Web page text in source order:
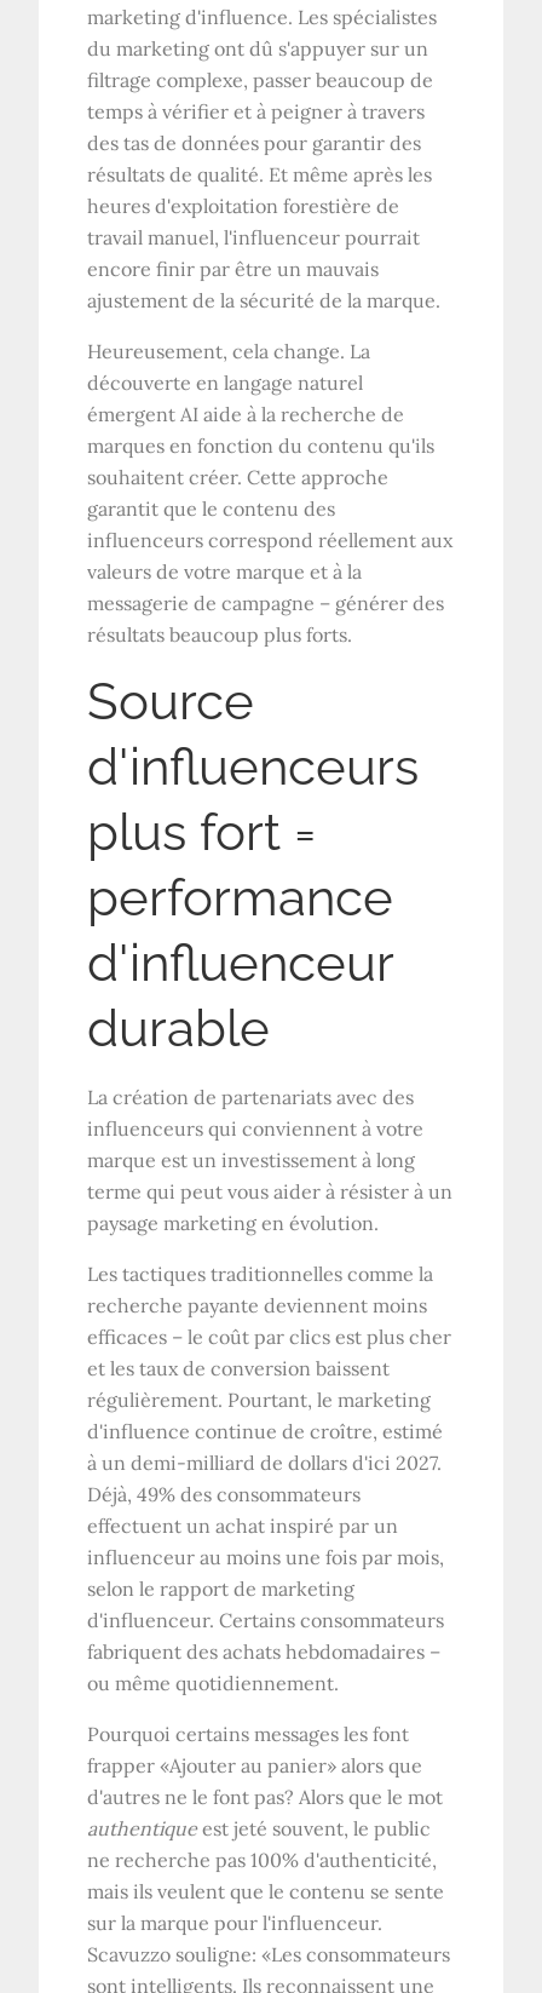
marketing d'influence. Les spécialistes
du marketing ont dû s'appuyer sur un
filtrage complexe, passer beaucoup de
temps à vérifier et à peigner à travers
des tas de données pour garantir des
résultats de qualité. Et même après les
heures d'exploitation forestière de
travail manuel, l'influenceur pourrait
encore finir par être un mauvais
ajustement de la sécurité de la marque.
Heureusement, cela change. La
découverte en langage naturel
émergent AI aide à la recherche de
marques en fonction du contenu qu'ils
souhaitent créer. Cette approche
garantit que le contenu des
influenceurs correspond réellement aux
valeurs de votre marque et à la
messagerie de campagne – générer des
résultats beaucoup plus forts.
Source
d'influenceurs
plus fort =
performance
d'influenceur
durable
La création de partenariats avec des
influenceurs qui conviennent à votre
marque est un investissement à long
terme qui peut vous aider à résister à un
paysage marketing en évolution.
Les tactiques traditionnelles comme la
recherche payante deviennent moins
efficaces – le coût par clics est plus cher
et les taux de conversion baissent
régulièrement. Pourtant, le marketing
d'influence continue de croître, estimé
à un demi-milliard de dollars d'ici 2027.
Déjà, 49% des consommateurs
effectuent un achat inspiré par un
influenceur au moins une fois par mois,
selon le rapport de marketing
d'influenceur. Certains consommateurs
fabriquent des achats hebdomadaires –
ou même quotidiennement.
Pourquoi certains messages les font
frapper «Ajouter au panier» alors que
d'autres ne le font pas? Alors que le mot
authentiqueest jeté souvent, le public
ne recherche pas 100% d'authenticité,
mais ils veulent que le contenu se sente
sur la marque pour l'influenceur.
Scavuzzo souligne: «Les consommateurs
sont intelligents. Ils reconnaissent une